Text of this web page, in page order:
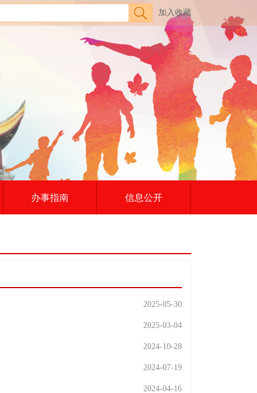
2025-05-30
2025-03-04
2024-10-28
2024-07-19
2024-04-16